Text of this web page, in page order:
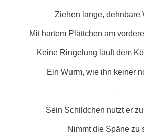
Ziehen lange, dehnbare
Mit hartem Plättchen am
Keine Ringelung läuft dem
Ein Wurm, wie ihn keiner
Sein Schildchen nutzt er
Nimmt die Späne zu